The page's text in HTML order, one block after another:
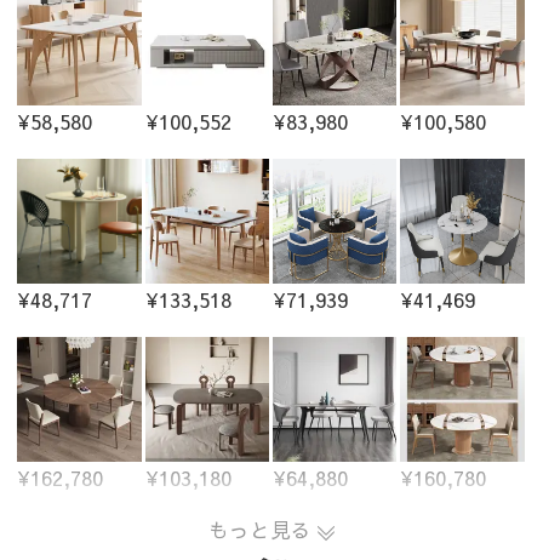
¥58,580 ¥100,552 ¥83,980 ¥100,580
¥48,717 ¥133,518 ¥71,939 ¥41,469
¥162,780 ¥103,180 ¥64,880
¥160,780
もっと見る